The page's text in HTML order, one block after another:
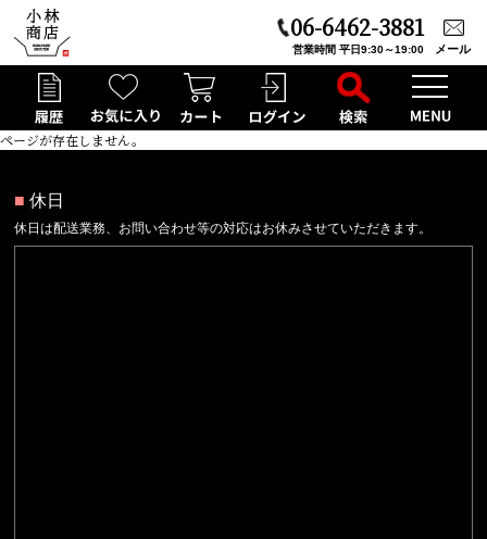
メール
06-6462-3881
営業時間 平日9:30～19:00
ページが存在しません。
■ 休日
休日は配送業務、お問い合わせ等の対応はお休みさせていただきます。